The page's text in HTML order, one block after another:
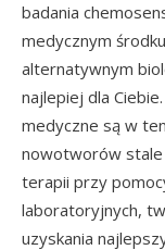
badania
medycznym
alternatywnym
najlepiej dla
medyczne są w
nowotworów
terapii przy
laboratoryjnych,
uzyskania